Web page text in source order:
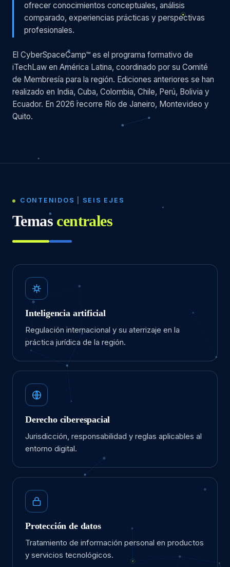
ofrecer conocimientos conceptuales, análisis
comparado, experiencias prácticas y perspectivas
profesionales.
El CyberSpaceCamp™ es el programa formativo de
iTechLaw en América Latina, coordinado por su Comité
de Membresía para la región. Ediciones anteriores se han
realizado en India, Cuba, Colombia, Chile, Perú, Bolivia y
Ecuador. En 2026 recorre Río de Janeiro, Montevideo y
Quito.
CONTENIDOS SEIS EJES
Temas centrales
Inteligencia artificial
Regulación internacional y su aterrizaje en la
práctica jurídica de la región.
Derecho ciberespacial
Jurisdicción, responsabilidad y reglas aplicables al
entorno digital.
Protección de datos
Tratamiento de información personal en productos
y servicios tecnológicos.